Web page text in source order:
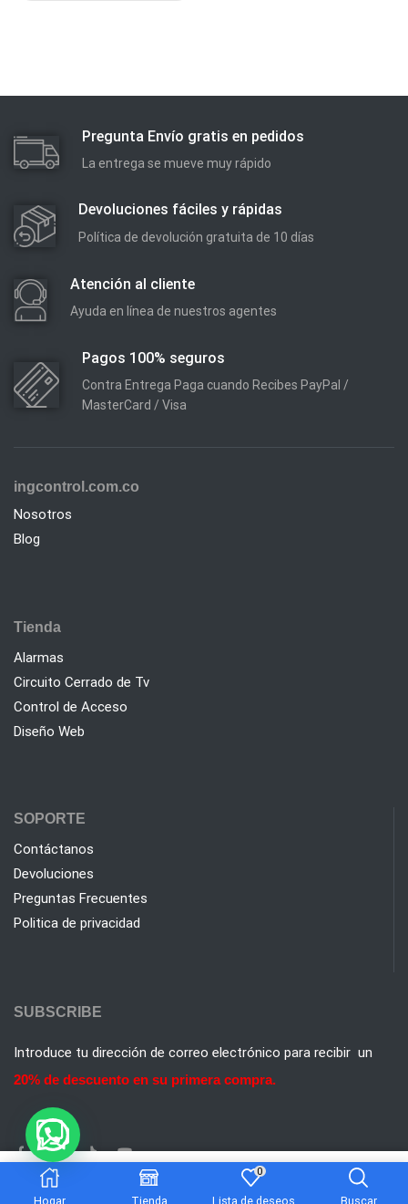
416.618 Añadir al carrito
Hogar Tienda
0
Lista de deseos Buscar
Pregunta Envío gratis en pedidos
La entrega se mueve muy rápido
Devoluciones fáciles y rápidas
Política de devolución gratuita de 10 días
Atención al cliente
Ayuda en línea de nuestros agentes
Pagos 100% seguros
Contra Entrega Paga cuando Recibes PayPal /
MasterCard / Visa
ingcontrol.com.co
Nosotros
Blog
Tienda
Alarmas
Circuito Cerrado de Tv
Control de Acceso
Diseño Web
SOPORTE
Contáctanos
Devoluciones
Preguntas Frecuentes
Politica de privacidad
SUBSCRIBE
Introduce tu dirección de correo electrónico para recibir un
20% de descuento en su primera compra.